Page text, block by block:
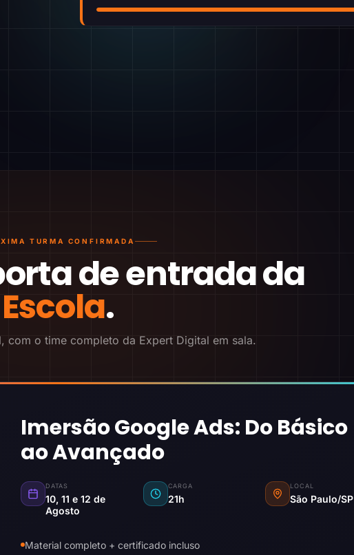
TURMA CONFIRMADA
de entrada da
Escola.
com o time completo da Expert Digital em sala.
Imersão Google Ads: Do Básico
ao Avançado
DATAS
10, 11 e 12 de
Agosto
CARGA
21h
LOCAL
São Paulo/SP
Material completo + certificado incluso